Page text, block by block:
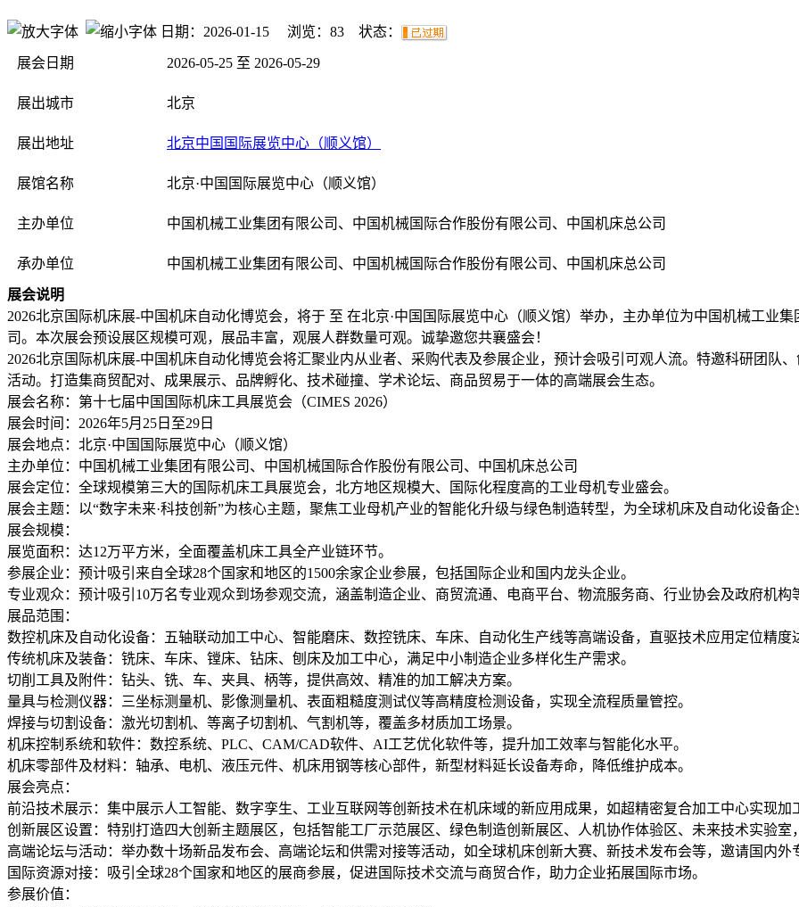
日期：2026-01-15 浏览： 83 状态：
展会日期 2026-05-25 至 2026-05-29
展出城市 北京
展出地址 北京中国国际展览中心（顺义馆）
展馆名称 北京·中国国际展览中心（顺义馆）
主办单位 中国机械工业集团有限公司、中国机械国际合作股份有限公司、中国机床总公司
承办单位 中国机械工业集团有限公司、中国机械国际合作股份有限公司、中国机床总公司
展会说明
2026北京国际机床展-中国机床自动化博览会，将于 至 在北京·中国国际展览中心（顺义馆）举办，主办单位为中国机械工业
司。本次展会预设展区规模可观，展品丰富，观展人群数量可观。诚挚邀您共襄盛会！
2026北京国际机床展-中国机床自动化博览会将汇聚业内从业者、采购代表及参展企业，预计会吸引可观人流。特邀科研团队
活动。打造集商贸配对、成果展示、品牌孵化、技术碰撞、学术论坛、商品贸易于一体的高端展会生态。
展会名称：第十七届中国国际机床工具展览会（CIMES 2026）
展会时间：2026年5月25日至29日
展会地点：北京·中国国际展览中心（顺义馆）
主办单位：中国机械工业集团有限公司、中国机械国际合作股份有限公司、中国机床总公司
展会定位：全球规模第三大的国际机床工具展览会，北方地区规模大、国际化程度高的工业母机专业盛会。
展会主题：以“数字未来·科技创新”为核心主题，聚焦工业母机产业的智能化升级与绿色制造转型，为全球机床及自动化设备
展会规模：
展览面积：达12万平方米，全面覆盖机床工具全产业链环节。
参展企业：预计吸引来自全球28个国家和地区的1500余家企业参展，包括国际企业和国内龙头企业。
专业观众：预计吸引10万名专业观众到场参观交流，涵盖制造企业、商贸流通、电商平台、物流服务商、行业协会及政府机构
展品范围：
数控机床及自动化设备：五轴联动加工中心、智能磨床、数控铣床、车床、自动化生产线等高端设备，直驱技术应用定位精度达
传统机床及装备：铣床、车床、镗床、钻床、刨床及加工中心，满足中小制造企业多样化生产需求。
切削工具及附件：钻头、铣、车、夹具、柄等，提供高效、精准的加工解决方案。
量具与检测仪器：三坐标测量机、影像测量机、表面粗糙度测试仪等高精度检测设备，实现全流程质量管控。
焊接与切割设备：激光切割机、等离子切割机、气割机等，覆盖多材质加工场景。
机床控制系统和软件：数控系统、PLC、CAM/CAD软件、AI工艺优化软件等，提升加工效率与智能化水平。
机床零部件及材料：轴承、电机、液压元件、机床用钢等核心部件，新型材料延长设备寿命，降低维护成本。
展会亮点：
前沿技术展示：集中展示人工智能、数字孪生、工业互联网等创新技术在机床域的新应用成果，如超精密复合加工中心实现加
创新展区设置：特别打造四大创新主题展区，包括智能工厂示范展区、绿色制造创新展区、人机协作体验区、未来技术实验室
高端论坛与活动：举办数十场新品发布会、高端论坛和供需对接等活动，如全球机床创新大赛、新技术发布会等，邀请国内外
国际资源对接：吸引全球28个国家和地区的展商参展，促进国际技术交流与商贸合作，助力企业拓展国际市场。
参展价值：